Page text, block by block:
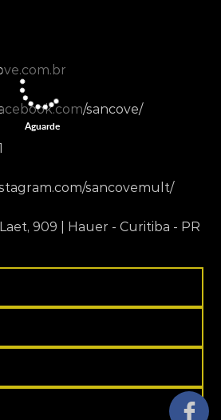
sancove/
sancovemult/
909 | Hauer - Curitiba - PR
Aguarde